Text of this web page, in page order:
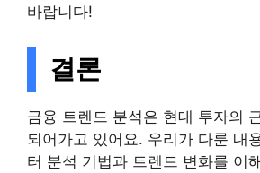
바랍니다!
결론
금융 트렌드 분석은 현대 투자의
되어가고 있어요. 우리가 다룬 내
터 분석 기법과 트렌드 변화를 이